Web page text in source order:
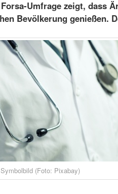
Umfrage zeigt, dass
Bevölkerung genießen.
Symbolbild (Foto: Pixabay)